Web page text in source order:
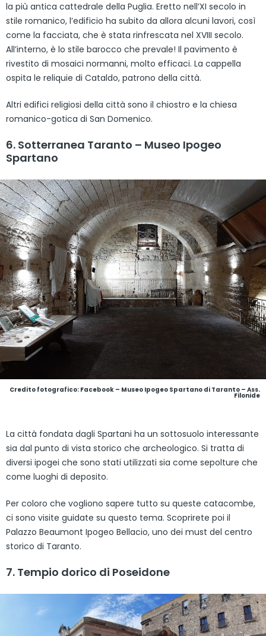
la più antica cattedrale della Puglia. Eretto nell’XI secolo in
stile romanico, l’edificio ha subito da allora alcuni lavori, così
come la facciata, che è stata rinfrescata nel XVIII secolo.
All’interno, è lo stile barocco che prevale! Il pavimento è
rivestito di mosaici normanni, molto efficaci. La cappella
ospita le reliquie di Cataldo, patrono della città.
Altri edifici religiosi della città sono il chiostro e la chiesa
romanico-gotica di San Domenico.
6. Sotterranea Taranto – Museo Ipogeo
Spartano
Credito fotografico: Facebook – Museo Ipogeo Spartano di Taranto – Ass.
Filonide
La città fondata dagli Spartani ha un sottosuolo interessante
sia dal punto di vista storico che archeologico. Si tratta di
diversi ipogei che sono stati utilizzati sia come sepolture che
come luoghi di deposito.
Per coloro che vogliono sapere tutto su queste catacombe,
ci sono visite guidate su questo tema. Scoprirete poi il
Palazzo Beaumont Ipogeo Bellacio, uno dei must del centro
storico di Taranto.
7. Tempio dorico di Poseidone